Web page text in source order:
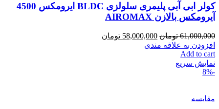
کولر ابی آبی پلیمری سلولزی BLDC ایرومکس 4500
آیرومکس بالازن AIROMAX
61,000,000 تومان 58,000,000 تومان
افزودن به علاقه مندی
Add to cart
نمایش سریع
-8%
مقايسه